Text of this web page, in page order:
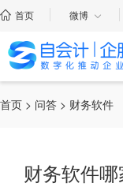
首页 微博
首页 > 问答 > 财务软件
财务软件